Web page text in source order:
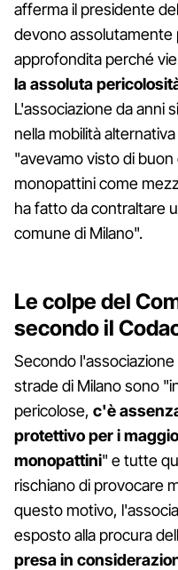
afferma il presidente
devono assolutamente
approfondita perché
la assoluta
L'associazione da anni
nella mobilità
"avevamo visto di
monopattini come
ha fatto da contraltare
comune di Milano".
Le colpe del
secondo il
Secondo
strade di Milano sono
pericolose, c'è
protettivo per i
monopattini" e tutte
rischiano di provocare
questo motivo,
esposto alla procura
presa in